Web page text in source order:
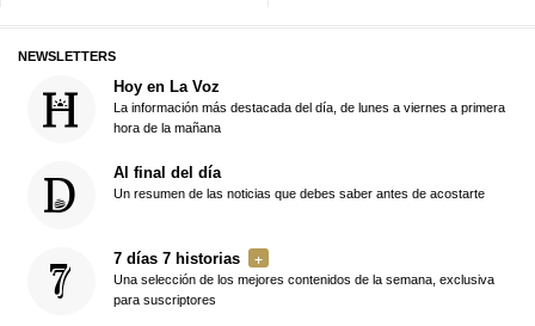
NEWSLETTERS
Hoy en La Voz
La información más destacada del día, de lunes a viernes a primera
hora de la mañana
Al final del día
Un resumen de las noticias que debes saber antes de acostarte
7 días 7 historias
Una selección de los mejores contenidos de la semana, exclusiva
para suscriptores